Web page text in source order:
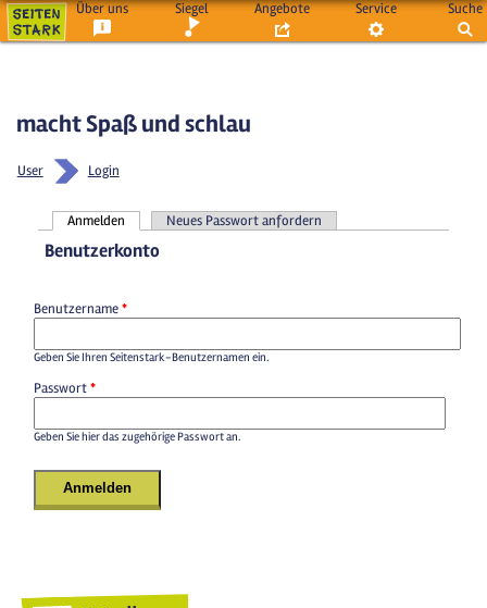
Über uns Siegel Angebote Service Suche
macht Spaß und schlau
User Login
Haupt-Reiter
Anmelden Neues Passwort anfordern
Benutzerkonto
Benutzername*
Geben Sie Ihren Seitenstark-Benutzernamen ein.
Passwort*
Geben Sie hier das zugehörige Passwort an.